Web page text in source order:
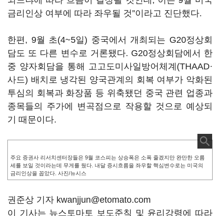
금리인상 여부에 따라 좌우될 것”이라고 진단했다.
한편, 9월 초(4~5일) 중국에서 개최되는 G20정상회
담도 또 다른 변수로 거론됐다. G20정상회담에서 한
중 양자회담을 통해 고고도미사일방어체계(THAAD·
사드) 배치로 냉각된 양국관계의 회복 여부가 악화된
투심의 회복과 화장품 등 위축됐던 중국 관련 업종과
종목들의 주가에 변곡점으로 작용할 것으로 예상되
기 때문이다.
주요 증권사 리서치센터장들은 9월 코스피는 상승폭은 소폭 줄겠지만 완만한 오름
세를 보일 것이라는데 무게를 뒀다. 내달 증시흐름을 좌우할 핵심변수로는 미국의
금리인상을 꼽았다. 사진/뉴시스
권준상 기자 kwanjjun@etomato.com
이 기사는 뉴스토마토 보도준칙 및 윤리강령에 따라